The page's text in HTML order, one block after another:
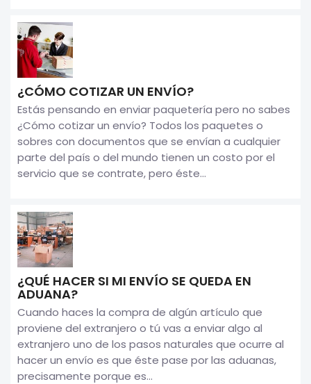
¿CÓMO COTIZAR UN ENVÍO?
Estás pensando en enviar paquetería pero no sabes
¿Cómo cotizar un envío? Todos los paquetes o
sobres con documentos que se envían a cualquier
parte del país o del mundo tienen un costo por el
servicio que se contrate, pero éste...
¿QUÉ HACER SI MI ENVÍO SE QUEDA EN
ADUANA?
Cuando haces la compra de algún artículo que
proviene del extranjero o tú vas a enviar algo al
extranjero uno de los pasos naturales que ocurre al
hacer un envío es que éste pase por las aduanas,
precisamente porque es...